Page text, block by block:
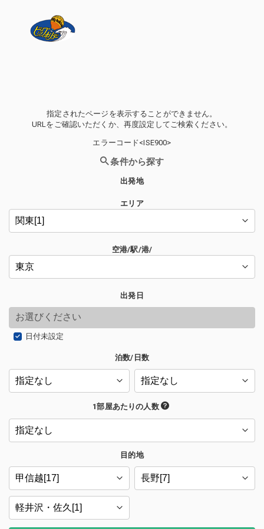
指定されたページを表示することができません。
URLをご確認いただくか、再度設定してご検索ください。
エラーコード<ISE900>
条件から探す
出発地
エリア
空港/駅/港/
出発日
日付未設定
泊数/日数
1部屋あたりの人数
目的地